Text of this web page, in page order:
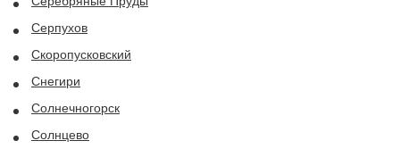
Серпухов
Скоропусковский
Снегири
Солнечногорск
Солнцево